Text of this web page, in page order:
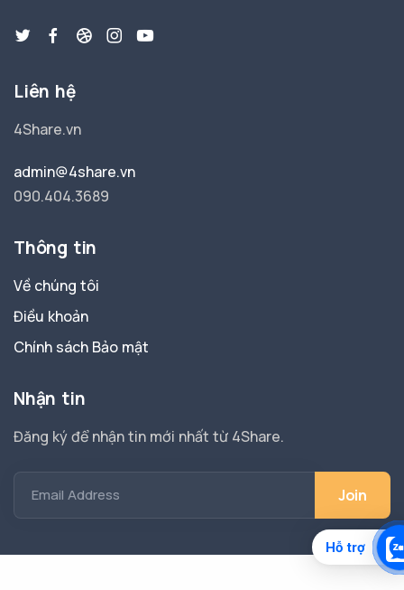
Liên hệ
4Share.vn
admin@4share.vn
090.404.3689
Thông tin
Về chúng tôi
Điều khoản
Chính sách Bảo mật
Nhận tin
Đăng ký để nhận tin mới nhất từ 4Share.
Email Address
Hỗ trợ